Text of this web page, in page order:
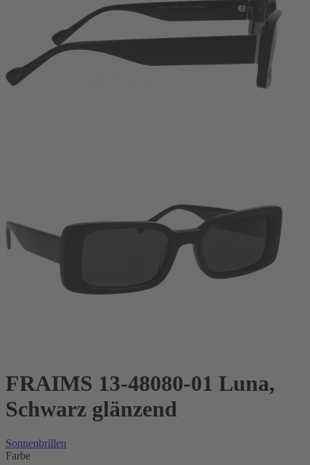
FRAIMS 13-48080-01 Luna,
Schwarz glänzend
Sonnenbrillen
Farbe